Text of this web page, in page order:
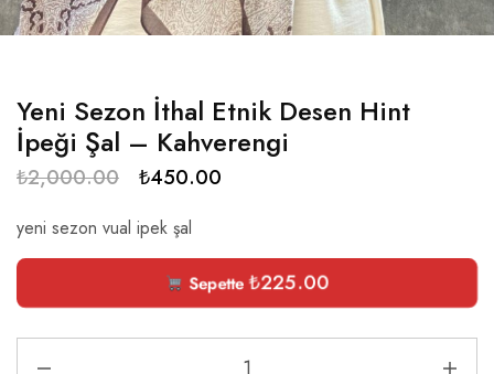
Yeni Sezon İthal Etnik Desen Hint
İpeği Şal – Kahverengi
₺2,000.00 ₺450.00
yeni sezon vual ipek şal
Sepette₺225.00